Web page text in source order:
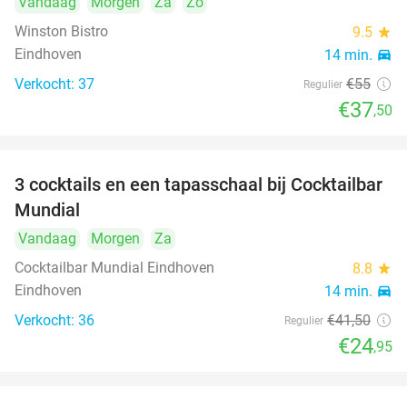
Winston Bistro
9.5 star
Eindhoven 14 min. directions_car
Verkocht: 37 Regulier €55
€37,50
40%
3 cocktails en een tapasschaal bij Cocktailbar
Mundial
Vandaag Morgen
Za
Cocktailbar Mundial Eindhoven
8.8 star
Eindhoven 14 min. directions_car
Verkocht: 36 Regulier €41,50
€24,95